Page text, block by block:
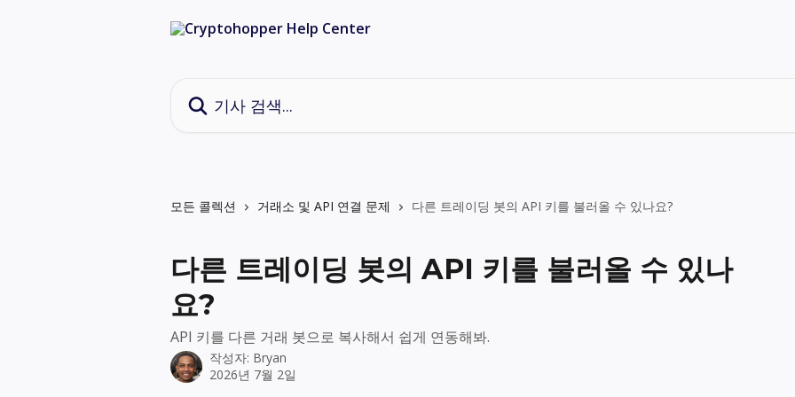
모든 콜렉션 거래소 및 API 연결 문제 다른 트레이딩 봇의 API 키를 불러올 수 있나요?
다른 트레이딩 봇의 API 키를 불러올 수 있나
요?
API 키를 다른 거래 봇으로 복사해서 쉽게 연동해봐.
작성자: Bryan
2026년 7월 2일